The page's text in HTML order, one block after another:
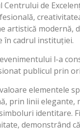
Centrului de
artistică modernă,
în cadrul instituției.
l-a
publicul prin
elementele
prin linii elegante,
identitare.
demonstrând